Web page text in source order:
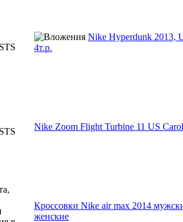
Nike Hyperdunk 2013,
4т.р.
Nike Zoom Flight Turbine 11 US
Кроссовки Nike air max 2014
женские